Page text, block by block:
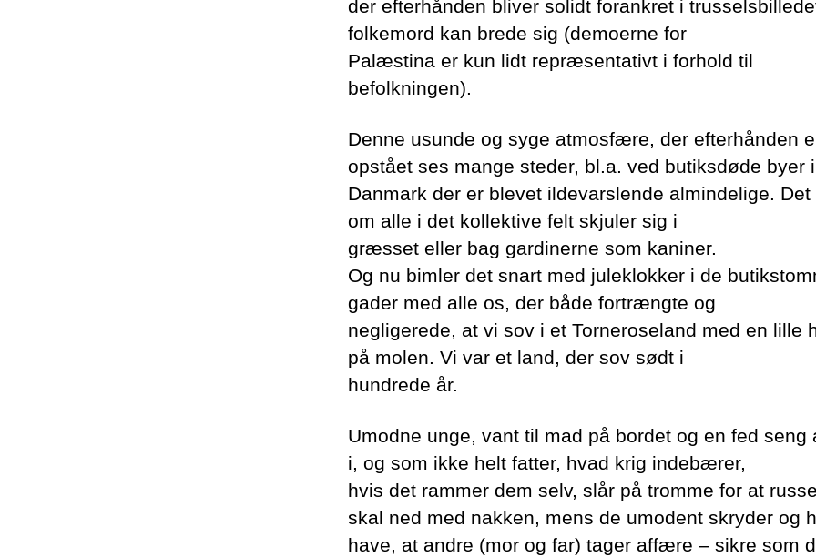
der efterhånden bliver solidt forankret i
folkemord kan brede sig (demoerne for
Palæstina er kun lidt repræsentativt i forhold til
befolkningen).
Denne usunde og syge atmosfære, der efterhånden
opstået ses mange steder, bl.a. ved butiksdøde byer i
Danmark der er blevet ildevarslende almindelige. Det
om alle i det kollektive felt skjuler sig i
græsset eller bag gardinerne som kaniner.
Og nu bimler det snart med juleklokker i de
gader med alle os, der både fortrængte og
negligerede, at vi sov i et Torneroseland med en lille
på molen. Vi var et land, der sov sødt i
hundrede år.
Umodne unge, vant til mad på bordet og en fed seng
i, og som ikke helt fatter, hvad krig indebærer,
hvis det rammer dem selv, slår på tromme for at
skal ned med nakken, mens de umodent skryder og
have, at andre (mor og far) tager affære – sikre som